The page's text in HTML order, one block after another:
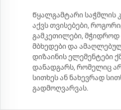
Წყალგამტარი საჭმლის
აქვს თვისებები,
გამკეთილები,
მბხედები და
დიზაინის ელემენტები
დანადგარს, რომელიც
სითხეს ან ნახევრად
გადმოღვარვას.